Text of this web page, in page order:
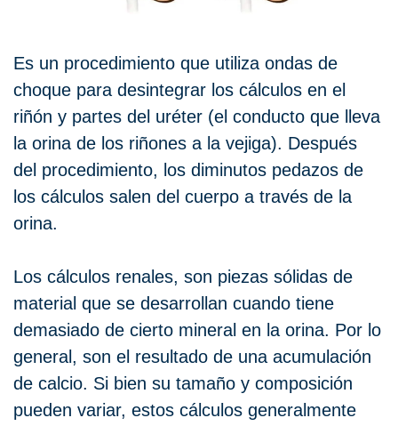
Es un procedimiento que utiliza ondas de
choque para desintegrar los cálculos en el
riñón y partes del uréter (el conducto que lleva
la orina de los riñones a la vejiga). Después
del procedimiento, los diminutos pedazos de
los cálculos salen del cuerpo a través de la
orina.
Los cálculos renales, son piezas sólidas de
material que se desarrollan cuando tiene
demasiado de cierto mineral en la orina. Por lo
general, son el resultado de una acumulación
de calcio. Si bien su tamaño y composición
pueden variar, estos cálculos generalmente